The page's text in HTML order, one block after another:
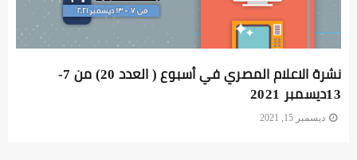
نشرة الاعلام المصري في أسبوع ( العدد 20) من 7-
13ديسمبر 2021
ديسمبر 15, 2021